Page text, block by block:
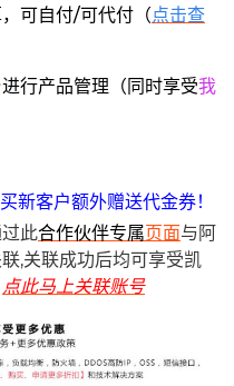
可自付/可代付（点击查
进行产品管理（同时享受我
新客户额外赠送代金券！
此合作伙伴专属页面与阿
,关联成功后均可享受凯
点此马上关联账号